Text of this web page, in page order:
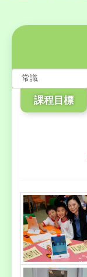
課程目標